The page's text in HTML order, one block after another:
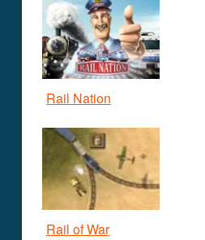
Rail Nation
Rail of War